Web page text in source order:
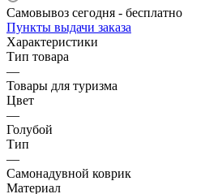
Самовывоз сегодня - бесплатно
Пункты выдачи заказа
Характеристики
Тип товара
—
Товары для туризма
Цвет
—
Голубой
Тип
—
Самонадувной коврик
Материал